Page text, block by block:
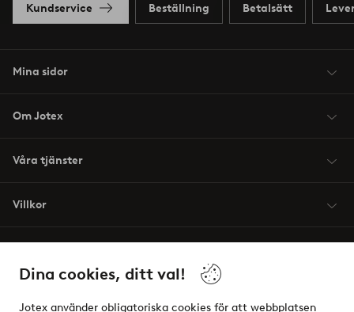
Dina cookies, ditt val!
Jotex använder obligatoriska cookies för att webbplatsen
Kundservice Beställning Betalsätt
Mina sidor
Om Jotex
Våra tjänster
Villkor